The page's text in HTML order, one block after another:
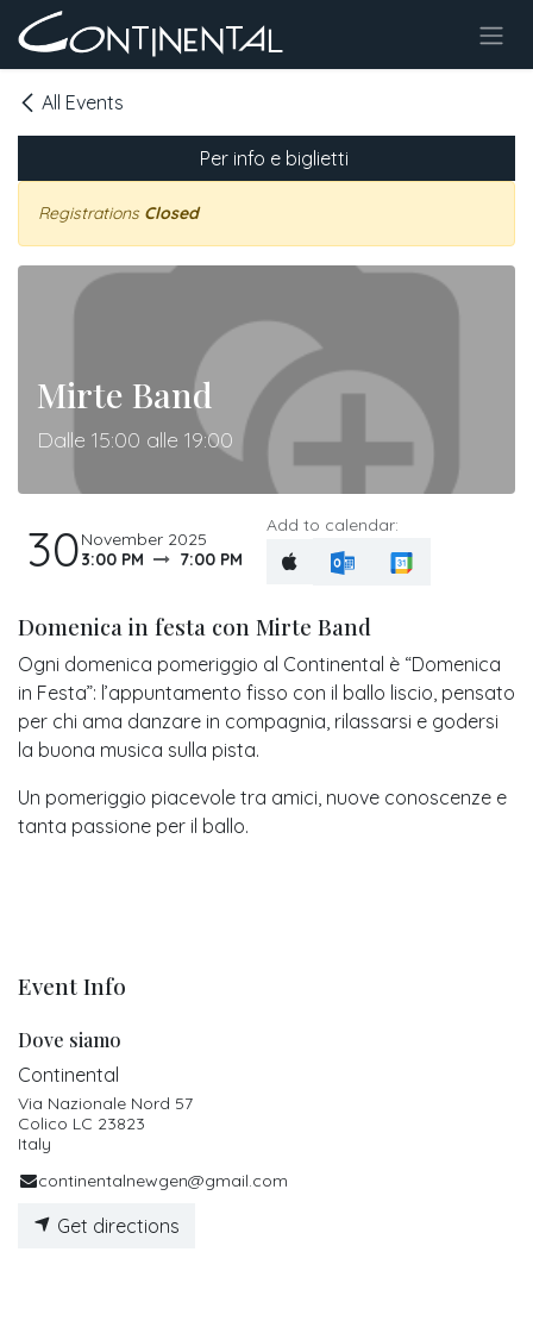
Skip to Content
All Events
Per info e biglietti
Registrations Closed
Mirte Band
Dalle 15:00 alle 19:00
30November 2025
3:00 PM
7:00 PM
Add to calendar:
Domenica in festa con Mirte Band
Ogni domenica pomeriggio al Continental è “Domenica
in Festa”: l’appuntamento fisso con il ballo liscio, pensato
per chi ama danzare in compagnia, rilassarsi e godersi
la buona musica sulla pista.
Un pomeriggio piacevole tra amici, nuove conoscenze e
tanta passione per il ballo.
Event Info
Dove siamo
Continental
Via Nazionale Nord 57
Colico LC 23823
Italy
continentalnewgen@gmail.com
Get directions